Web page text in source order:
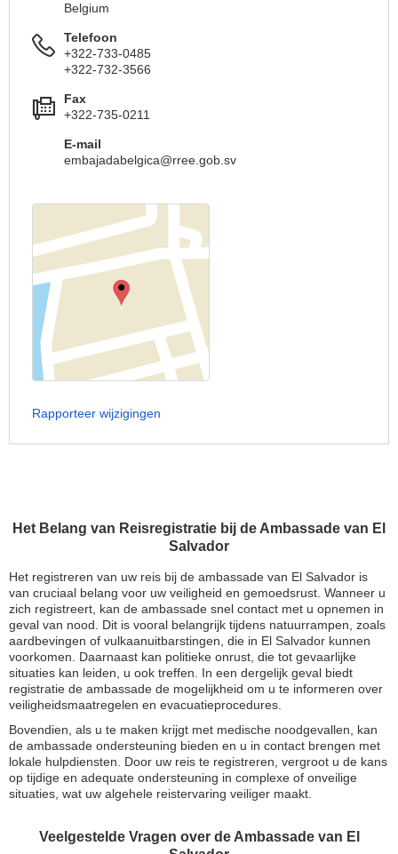
Het Belang van Reisregistratie bij de Ambassade van El
Salvador
Het registreren van uw reis bij de ambassade van El Salvador is
van cruciaal belang voor uw veiligheid en gemoedsrust. Wanneer u
zich registreert, kan de ambassade snel contact met u opnemen in
geval van nood. Dit is vooral belangrijk tijdens natuurrampen, zoals
aardbevingen of vulkaanuitbarstingen, die in El Salvador kunnen
voorkomen. Daarnaast kan politieke onrust, die tot gevaarlijke
situaties kan leiden, u ook treffen. In een dergelijk geval biedt
registratie de ambassade de mogelijkheid om u te informeren over
veiligheidsmaatregelen en evacuatieprocedures.
Bovendien, als u te maken krijgt met medische noodgevallen, kan
de ambassade ondersteuning bieden en u in contact brengen met
lokale hulpdiensten. Door uw reis te registreren, vergroot u de kans
op tijdige en adequate ondersteuning in complexe of onveilige
situaties, wat uw algehele reistervaring veiliger maakt.
Veelgestelde Vragen over de Ambassade van El
Belgium
Telefoon
+322-733-0485
+322-732-3566
Fax
+322-735-0211
E-mail
embajadabelgica@rree.gob.sv
Rapporteer wijzigingen